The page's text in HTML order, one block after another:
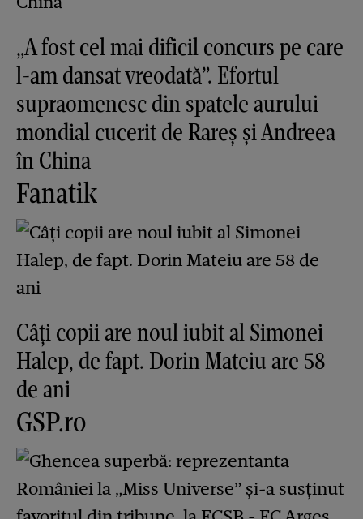
„A fost cel mai dificil concurs pe care
l-am dansat vreodată”. Efortul
supraomenesc din spatele aurului
mondial cucerit de Rareș și Andreea
în China
Fanatik
Câți copii are noul iubit al Simonei
Halep, de fapt. Dorin Mateiu are 58
de ani
GSP.ro